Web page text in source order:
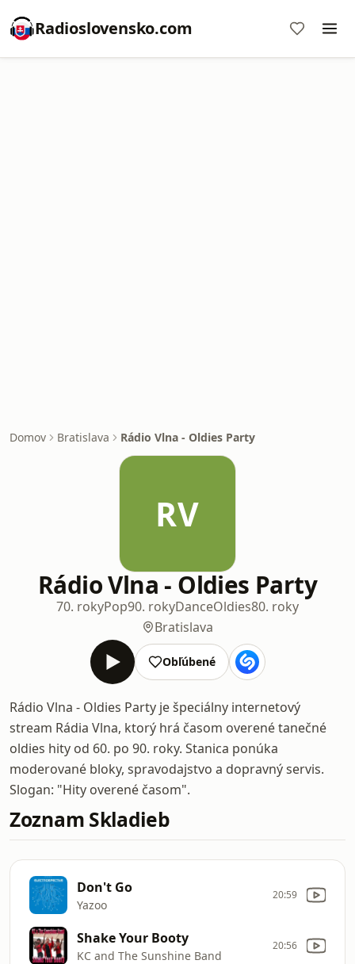
Radioslovensko.com
Domov Bratislava Rádio Vlna - Oldies Party
RV
Rádio Vlna - Oldies Party
70. rokyPop90. rokyDanceOldies80. roky
Bratislava
Obľúbené
Rádio Vlna - Oldies Party je špeciálny internetový
stream Rádia Vlna, ktorý hrá časom overené tanečné
oldies hity od 60. po 90. roky. Stanica ponúka
moderované bloky, spravodajstvo a dopravný servis.
Slogan: "Hity overené časom".
Zoznam Skladieb
Don't Go
Yazoo
20:59
Shake Your Booty
KC and The Sunshine Band
20:56